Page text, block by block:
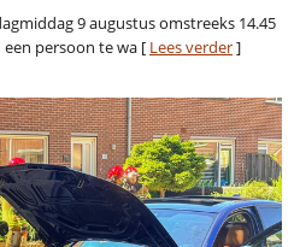
9 augustus omstreeks 14.45
persoon te wa [ Lees verder]